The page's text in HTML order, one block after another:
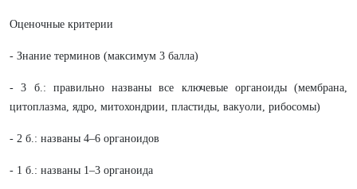
Оценочные критерии
- Знание терминов (максимум 3 балла)
- 3 б.: правильно названы все ключевые органоиды (мембрана,
цитоплазма, ядро, митохондрии, пластиды, вакуоли, рибосомы)
- 2 б.: названы 4–6 органоидов
- 1 б.: названы 1–3 органоида